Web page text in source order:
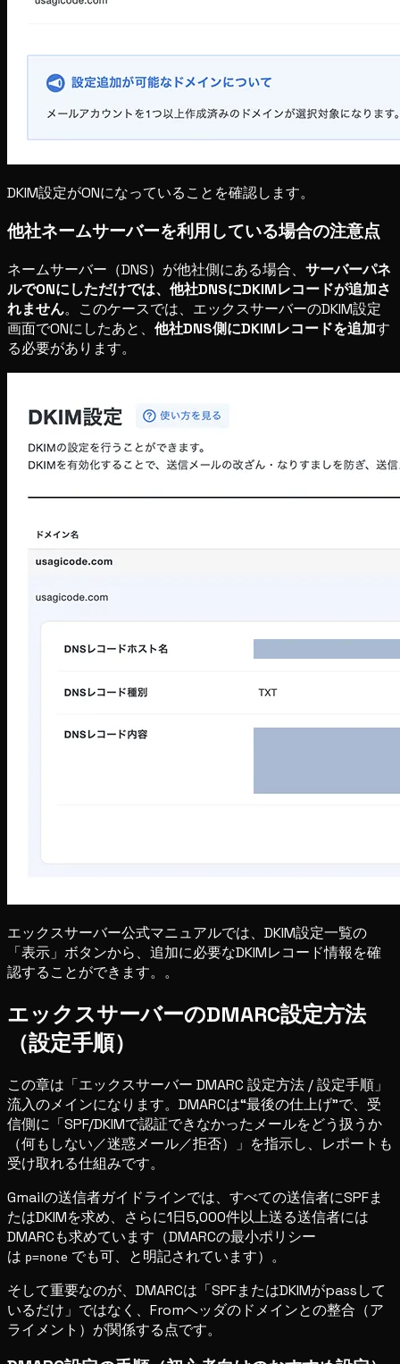
DKIM設定がONになっていることを確認します。
他社ネームサーバーを利用している場合の注意点
ネームサーバー（DNS）が他社側にある場合、 サーバーパネ
ルでONにしただけでは、他社DNSにDKIMレコードが追加さ
れません。このケースでは、エックスサーバーのDKIM設定
画面でONにしたあと、 他社DNS側にDKIMレコードを追加す
る必要があります。
エックスサーバー公式マニュアルでは、DKIM設定一覧の
「表示」ボタンから、追加に必要なDKIMレコード情報を確
認することができます。。
エックスサーバーのDMARC設定方法
（設定手順）
この章は「エックスサーバー DMARC 設定方法 / 設定手順」
流入のメインになります。DMARCは“最後の仕上げ”で、受
信側に「SPF/DKIMで認証できなかったメールをどう扱うか
（何もしない／迷惑メール／拒否）」を指示し、レポートも
受け取れる仕組みです。
Gmailの送信者ガイドラインでは、すべての送信者にSPFま
たはDKIMを求め、さらに1日5,000件以上送る送信者には
DMARCも求めています（DMARCの最小ポリシー
は p=none でも可、と明記されています）。
そして重要なのが、DMARCは「SPFまたはDKIMがpassして
いるだけ」ではなく、Fromヘッダのドメインとの整合（ア
ライメント）が関係する点です。